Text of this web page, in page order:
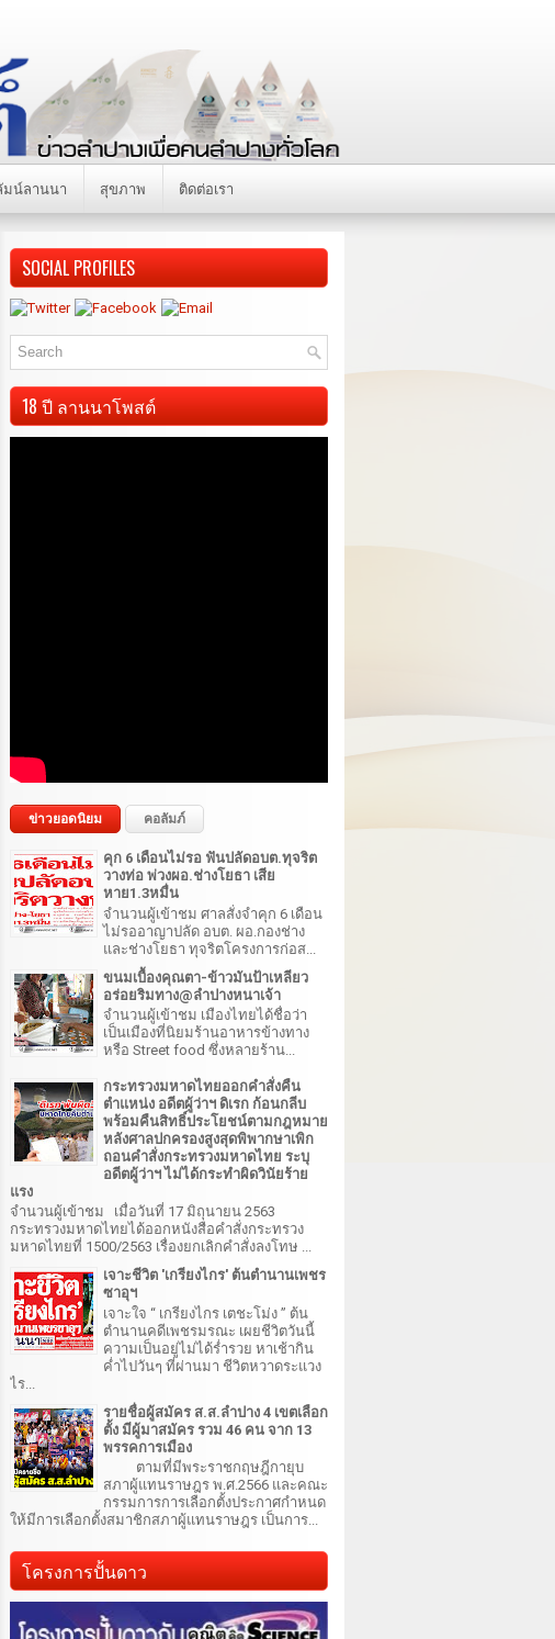
น์ลานนา สุขภาพ ติดต่อเรา
SOCIAL PROFILES
18 ปี ลานนาโพสต์
ข่าวยอดนิยม คอลัมภ์
คุก 6 เดือนไม่รอ ฟันปลัดอบต.ทุจริต
วางท่อ พ่วงผอ.ช่างโยธา เสีย
หาย1.3หมื่น
จำนวนผู้เข้าชม ศาลสั่งจำคุก 6 เดือน
ไม่รออาญาปลัด อบต. ผอ.กองช่าง
และช่างโยธา ทุจริตโครงการก่อส...
ขนมเบื้องคุณตา-ข้าวมันป้าเหลียว
อร่อยริมทาง@ลำปางหนาเจ้า
จำนวนผู้เข้าชม เมืองไทยได้ชื่อว่า
เป็นเมืองที่นิยมร้านอาหารข้างทาง
หรือ Street food ซึ่งหลายร้าน...
กระทรวงมหาดไทยออกคำสั่งคืน
ตำแหน่ง อดีตผู้ว่าฯ ดิเรก ก้อนกลีบ
พร้อมคืนสิทธิ์ประโยชน์ตามกฎหมาย
หลังศาลปกครองสูงสุดพิพากษาเพิก
ถอนคำสั่งกระทรวงมหาดไทย ระบุ
อดีตผู้ว่าฯ ไม่ได้กระทำผิดวินัยร้าย
แรง
จำนวนผู้เข้าชม เมื่อวันที่ 17 มิถุนายน 2563
กระทรวงมหาดไทยได้ออกหนังสือคำสั่งกระทรวง
มหาดไทยที่ 1500/2563 เรื่องยกเลิกคำสั่งลงโทษ ...
เจาะชีวิต 'เกรียงไกร' ต้นตำนานเพชร
ซาอุฯ
เจาะใจ “ เกรียงไกร เตชะโม่ง ” ต้น
ตำนานคดีเพชรมรณะ เผยชีวิตวันนี้
ความเป็นอยู่ไม่ได้ร่ำรวย หาเช้ากิน
ค่ำไปวันๆ ที่ผ่านมา ชีวิตหวาดระแวง
ไร...
รายชื่อผู้สมัคร ส.ส.ลำปาง 4 เขตเลือก
ตั้ง มีผู้มาสมัคร รวม 46 คน จาก 13
พรรคการเมือง
ตามที่มีพระราชกฤษฎีกายุบ
สภาผู้แทนราษฎร พ.ศ.2566 และคณะ
กรรมการการเลือกตั้งประกาศกำหนด
ให้มีการเลือกตั้งสมาชิกสภาผู้แทนราษฎร เป็นการ...
โครงการปั้นดาว